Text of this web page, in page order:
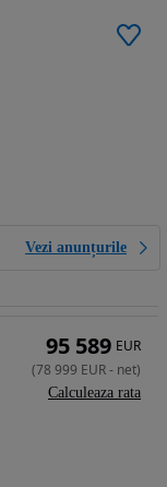
Vezi anunțurile
95 589 EUR
(78 999 EUR- net)
Calculeaza rata